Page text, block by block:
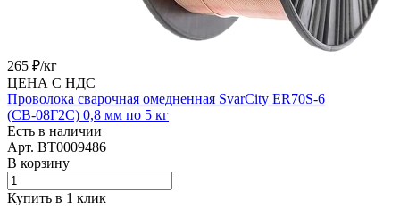
265 ₽/кг
ЦЕНА С НДС
Проволока сварочная омедненная SvarCity ER70S-6
(СВ-08Г2С) 0,8 мм по 5 кг
Есть в наличии
Арт. BT0009486
В корзину
Купить в 1 клик